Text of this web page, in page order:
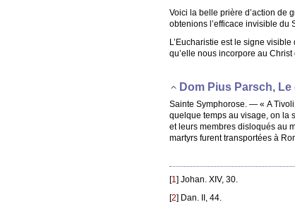
Voici la belle prière d’action de
obtenions l’efficace invisible du
L’Eucharistie est le signe
qu’elle nous incorpore au
Dom Pius Parsch,
Sainte Symphorose. — « A
quelque temps au visage, on la
et leurs membres disloqués au
martyrs furent transportées à
[1] Johan. XIV, 30.
[2] Dan. II, 44.